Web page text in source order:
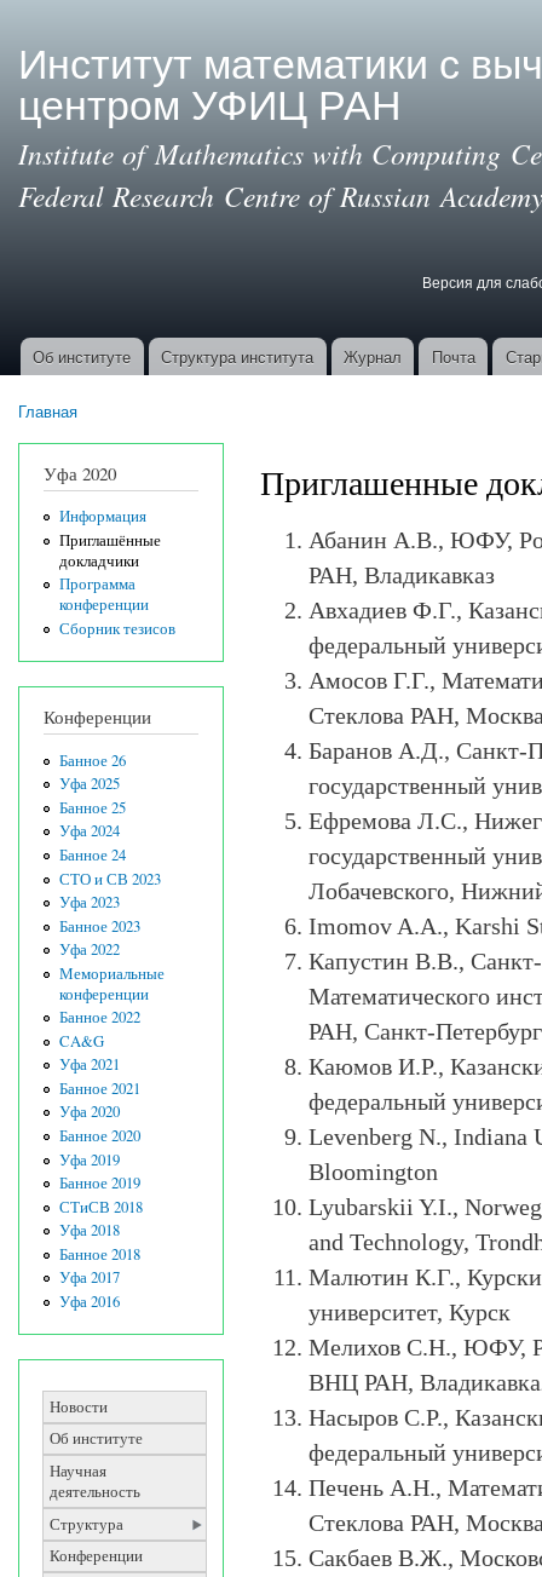
Институт математики с
центром УФИЦ РАН
Institute of Mathematics with Computing
Federal Research Centre of Russian
Версия для
Основные ссылки
Об институте Структура института Журнал Почта
Главная
Уфа 2020
Информация
Приглашённые
докладчики
Программа
конференции
Сборник тезисов
Конференции
Банное 26
Уфа 2025
Банное 25
Уфа 2024
Банное 24
СТО и СВ 2023
Уфа 2023
Банное 2023
Уфа 2022
Мемориальные
конференции
Банное 2022
CA&G
Уфа 2021
Банное 2021
Уфа 2020
Банное 2020
Уфа 2019
Банное 2019
СТиСВ 2018
Уфа 2018
Банное 2018
Уфа 2017
Уфа 2016
Новости
Об институте
Научная
деятельность
Структура
Конференции
Приглашенные
Абанин А.В., ЮФУ,
РАН, Владикавказ
Авхадиев Ф.Г.,
федеральный
Амосов Г.Г.,
Стеклова РАН,
Баранов А.Д., Санкт-
государственный
Ефремова Л.С.,
государственный
Лобачевского,
Imomov A.A., Karshi
Капустин В.В., Санкт-
Математического
РАН, Санкт-Петербург
Каюмов И.Р.,
федеральный
Levenberg N.,
Bloomington
Lyubarskii Y.I.,
and Technology,
Малютин К.Г.,
университет, Курск
Мелихов С.Н., ЮФУ,
ВНЦ РАН,
Насыров С.Р.,
федеральный
Печень А.Н.,
Стеклова РАН,
Сакбаев В.Ж.,